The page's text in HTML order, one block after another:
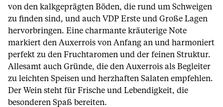
von den kalkgeprägten Böden, die rund um Schweigen
zu finden sind, und auch VDP Erste und Große Lagen
hervorbringen. Eine charmante kräuterige Note
markiert den Auxerrois von Anfang an und harmoniert
perfekt zu den Fruchtaromen und der feinen Struktur.
Allesamt auch Gründe, die den Auxerrois als Begleiter
zu leichten Speisen und herzhaften Salaten empfehlen.
Der Wein steht für Frische und Lebendigkeit, die
besonderen Spaß bereiten.